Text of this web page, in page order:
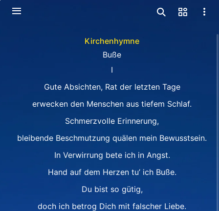
Kirchenhymne
Buße
Ⅰ
Gute Absichten, Rat der letzten Tage
erwecken den Menschen aus tiefem Schlaf.
Schmerzvolle Erinnerung,
bleibende Beschmutzung quälen mein Bewusstsein.
In Verwirrung bete ich in Angst.
Hand auf dem Herzen tu’ ich Buße.
Du bist so gütig,
doch ich betrog Dich mit falscher Liebe.